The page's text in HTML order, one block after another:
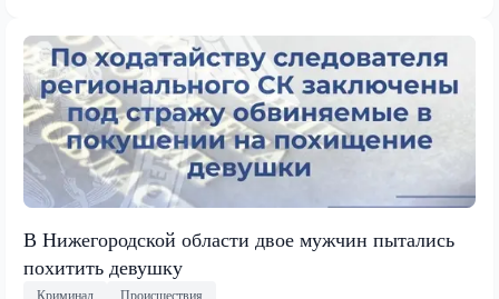
В Нижегородской области двое мужчин пытались
похитить девушку
Криминал Происшествия